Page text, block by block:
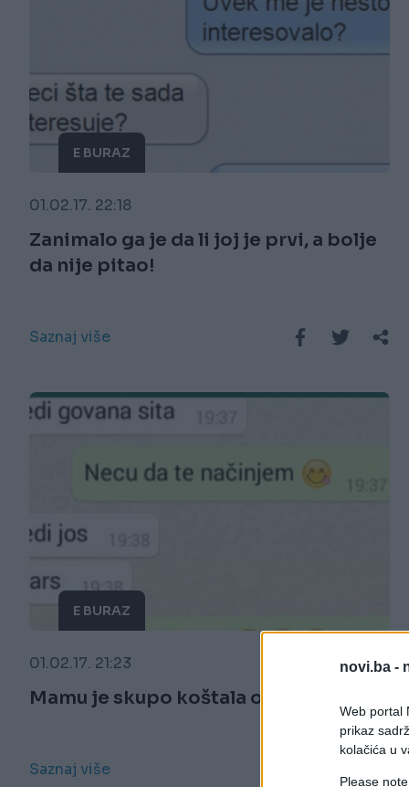
novi.ba -
Web portal
prikaz
kolačića u
Please
E BURAZ
01.02.17. 22:18
Zanimalo ga je da li joj je prvi, a bolje
da nije pitao!
Saznaj više
E BURAZ
01.02.17. 21:23
Mamu je skupo koštala ova šala
Saznaj više